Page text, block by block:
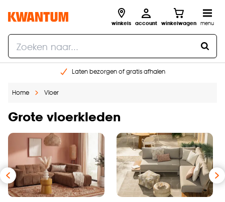
winkels account winkelwagen menu
Laten bezorgen of gratis afhalen
Home Vloer
Grote vloerkleden